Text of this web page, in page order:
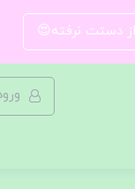
از دستت نرفته😍